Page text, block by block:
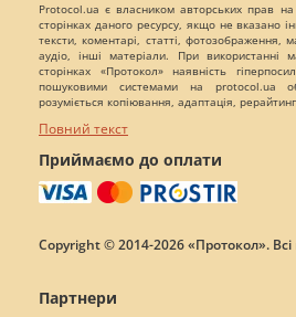
Protocol.ua є власником авторських прав
сторінках даного ресурсу, якщо не вказано
тексти, коментарі, статті,
аудіо, інші матеріали. При використанні
сторінках «Протокол» наявність
пошуковими системами на protocol.ua
розуміється копіювання, адаптація,
Повний текст
Приймаємо до оплати
Copyright © 2014-2026 «Протокол».
Партнери